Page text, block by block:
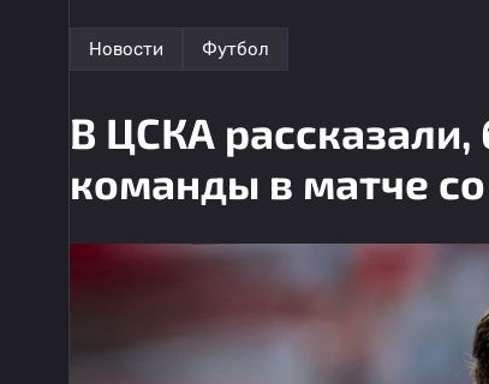
Новости Футбол
В ЦСКА рассказали,
команды в матче